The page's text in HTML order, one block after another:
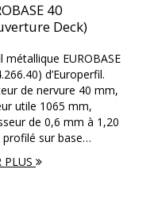
40
Deck)
métallique EUROBASE
d’Europerfil.
de nervure 40 mm,
utile 1065 mm,
de 0,6 mm à 1,20
sur base…
PLUS